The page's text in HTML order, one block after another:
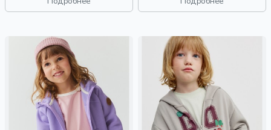
лампасы, стопперы, манжета,
прорези, вышивка, воротник,